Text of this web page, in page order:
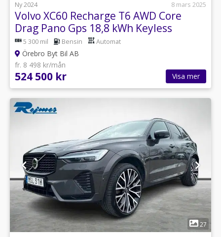
Ny 2024
8 mars 2025
Volvo XC60 Recharge T6 AWD Core
Drag Pano Gps 18,8 kWh Keyless
5 300 mil Bensin Automat
Örebro Byt Bil AB
fr. 8 498 kr/mån
524 500 kr Visa mer
1
27